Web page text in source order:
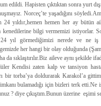
edildi. Hapisten çıktıktan sonra yurt
Norceç’te yaşadığını
yıldır,hemen hemen her ay bütün
kenedilerine bilgi vermemizi istiyorlar.
yıl görmediğimizi nerede ve ne iş
her hangi bir olay olduğunda
da sıklaştırılır.Biz aileve aynı şekilde
Kendisi zaten kalp ve tansiyon
bir torba’ya doldurarak Karakol’a
bulamadığı için bizleri terk
? diye çıkıştım.Bunun üzerine eşimi